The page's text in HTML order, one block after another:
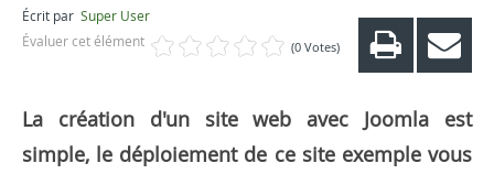
Écrit par Super User
Évaluer cet élément
(0 Votes)
La création d'un site web avec Joomla est
simple, le déploiement de ce site exemple vous